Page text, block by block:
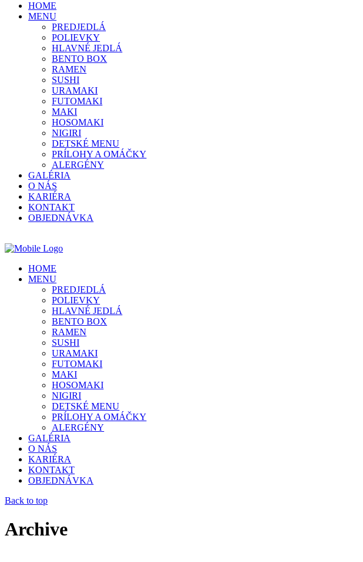
HOME
MENU
PREDJEDLÁ
POLIEVKY
HLAVNÉ JEDLÁ
BENTO BOX
RAMEN
SUSHI
URAMAKI
FUTOMAKI
MAKI
HOSOMAKI
NIGIRI
DETSKÉ MENU
PRÍLOHY A OMÁČKY
ALERGÉNY
GALÉRIA
O NÁS
KARIÉRA
KONTAKT
OBJEDNÁVKA
HOME
MENU
PREDJEDLÁ
POLIEVKY
HLAVNÉ JEDLÁ
BENTO BOX
RAMEN
SUSHI
URAMAKI
FUTOMAKI
MAKI
HOSOMAKI
NIGIRI
DETSKÉ MENU
PRÍLOHY A OMÁČKY
ALERGÉNY
GALÉRIA
O NÁS
KARIÉRA
KONTAKT
OBJEDNÁVKA
Back to top
Archive